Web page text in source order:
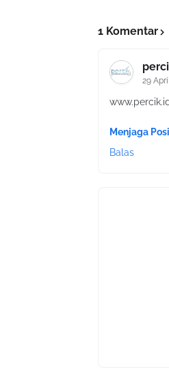
1 Komentar
29
www.percik.id
Menjaga
Balas